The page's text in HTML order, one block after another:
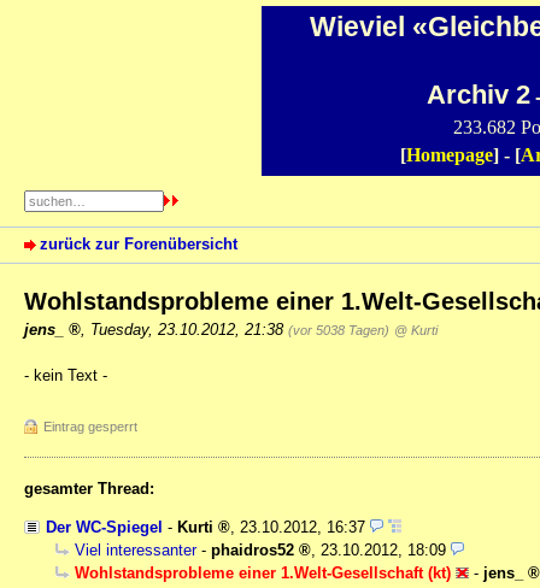
Wieviel
Archiv 2
233.682
[Homepage] - [
zurück zur Forenübersicht
Wohlstandsprobleme einer 1.Welt-
jens_ Tuesday, 23.10.2012, 21:38 (vor 5038 Tagen) @ Kurti
- kein Text -
Eintrag gesperrt
gesamter Thread:
Der WC-Spiegel - Kurti
23.10.2012, 16:37
Viel interessanter- phaidros52
23.10.2012, 18:09
Wohlstandsprobleme einer 1.Welt-Gesellschaft (kt)
- jens_